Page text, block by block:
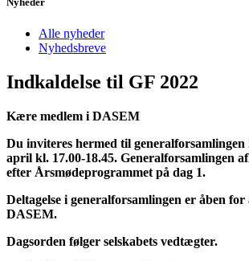
Alle nyheder
Nyhedsbreve
Indkaldelse til GF 2022
Kære medlem i DASEM
Du inviteres hermed til generalforsamlingen
april kl. 17.00-18.45. Generalforsamlingen
efter Årsmødeprogrammet på dag 1.
Deltagelse i generalforsamlingen er åben
DASEM.
Dagsorden følger selskabets vedtægter.